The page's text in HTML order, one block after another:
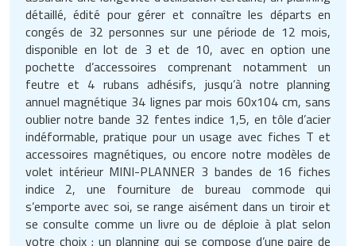
Transformateur électrique
Tubes et profilés
Tuyau flexible
Tuyau galvanisé
Tuyau renforcé
Ventilateurs et aération d'atelier
Traitement du linge
Vestiaires et casiers
Equipements pour roller
Equipements pour skateboard
Equipements pour stade et terrain
sportif
Jeu gymnique
Loisirs
Matériel de fitness
Pompes à sauce
Portes commandes restaurant
Présentoir pour restaurant
Réchaud professionnel
Réfrigérateur professionnel
Restauration foraine
Robinetterie professionnelle
détaillé, édité pour gérer et connaître les départs en
congés de 32 personnes sur une période de 12 mois,
disponible en lot de 3 et de 10, avec en option une
pochette d’accessoires comprenant notamment un
feutre et 4 rubans adhésifs, jusqu’à notre planning
annuel magnétique 34 lignes par mois 60x104 cm, sans
oublier notre bande 32 fentes indice 1,5, en tôle d’acier
indéformable, pratique pour un usage avec fiches T et
accessoires magnétiques, ou encore notre modèles de
volet intérieur MINI-PLANNER 3 bandes de 16 fiches
indice 2, une fourniture de bureau commode qui
s’emporte avec soi, se range aisément dans un tiroir et
se consulte comme un livre ou de déploie à plat selon
votre choix ; un planning qui se compose d’une paire de